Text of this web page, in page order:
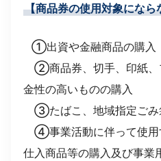
【商品券の使用対象になら
①出資や金融商品の購入
②商品券、切手、印紙、
金性の高いものの購入
③たばこ、地域指定ごみ
④事業活動に伴って使用
仕入商品等の購入及び事業